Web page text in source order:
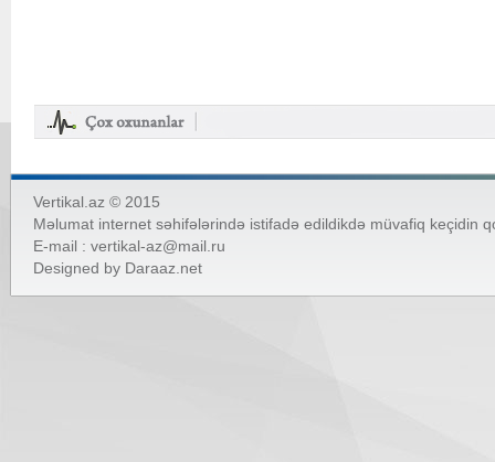
Vertikal.az © 2015
Məlumat internet səhifələrində istifadə edildikdə müvafiq keçidin
E-mail : vertikal-az@mail.ru
Designed by Daraaz.net